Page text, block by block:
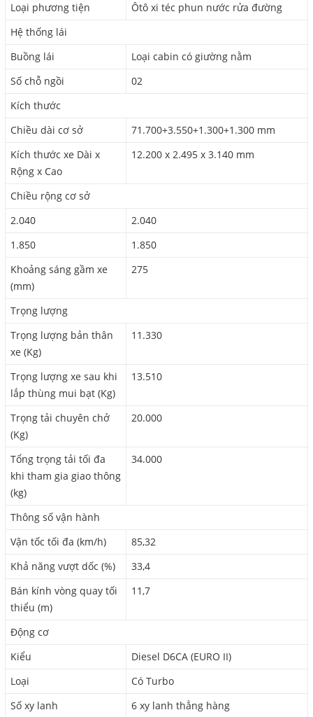
Loại phương tiện
Ôtô xi téc phun nước rửa đường
Hệ thống lái
Buồng lái
Loại cabin có giường nằm
Số chỗ ngồi
02
Kích thước
Chiều dài cơ sở
71.700+3.550+1.300+1.300 mm
Kích thước xe Dài x
Rộng x Cao
12.200 x 2.495 x 3.140 mm
Chiều rộng cơ sở
2.040
2.040
1.850
1.850
Khoảng sáng gầm xe
(mm)
275
Trọng lượng
Trọng lượng bản thân
xe (Kg)
11.330
Trọng lượng xe sau khi
lắp thùng mui bạt (Kg)
13.510
Trọng tải chuyên chở
(Kg)
20.000
Tổng trọng tải tối đa
khi tham gia giao thông
(kg)
34.000
Thông số vận hành
Vận tốc tối đa (km/h)
85,32
Khả năng vượt dốc (%)
33,4
Bán kính vòng quay tối
thiểu (m)
11,7
Động cơ
Kiểu
Diesel D6CA (EURO II)
Loại
Có Turbo
Số xy lanh
6 xy lanh thẳng hàng